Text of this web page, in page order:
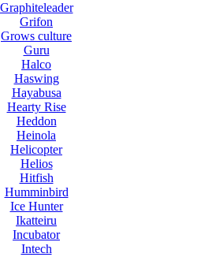
Graphiteleader
Grifon
Grows culture
Guru
Halco
Haswing
Hayabusa
Hearty Rise
Heddon
Heinola
Helicopter
Helios
Hitfish
Humminbird
Ice Hunter
Ikatteiru
Incubator
Intech